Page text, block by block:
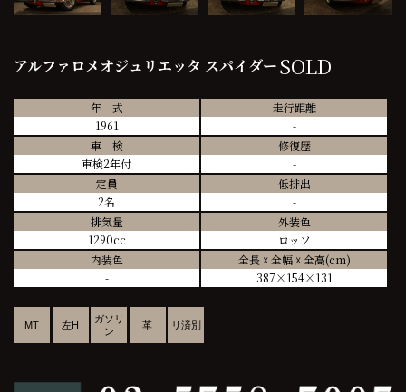
アルファロメオジュリエッタ スパイダーSOLD
年 式
1961
走行距離
-
車 検
車検2年付
修復歴
-
定員
2名
低排出
-
排気量
1290cc
外装色
ロッソ
内装色
-
全長 ☓ 全幅 ☓ 全高(cm)
387×154×131
MT 左H
ガソリ
ン
革 リ済別